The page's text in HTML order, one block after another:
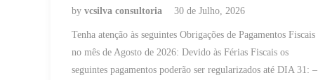
by vcsilva consultoria 30 de Julho, 2026
Tenha atenção às seguintes Obrigações de Pagamentos Fiscais
no mês de Agosto de 2026: Devido às Férias Fiscais os
seguintes pagamentos poderão ser regularizados até DIA 31: –